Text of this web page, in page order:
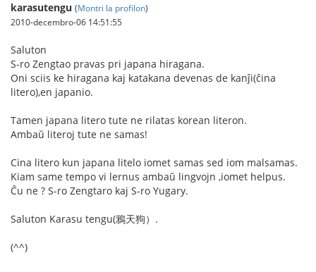
karasutengu (Montri la profilon)
2010-decembro-06 14:51:55
Saluton
S-ro Zengtao pravas pri japana hiragana.
Oni sciis ke hiragana kaj katakana devenas de kanĵi(ĉina
litero),en japanio.
Tamen japana litero tute ne rilatas korean literon.
Ambaŭ literoj tute ne samas!
Cina litero kun japana litelo iomet samas sed iom malsamas.
Kiam same tempo vi lernus ambaŭ lingvojn ,iomet helpus.
Ĉu ne ? S-ro Zengtaro kaj S-ro Yugary.
Saluton Karasu tengu(鴉天狗）.
(^^)